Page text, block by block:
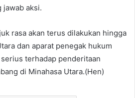
jawab aksi.
rasa akan terus dilakukan hingga
dan aparat penegak hukum
terhadap penderitaan
di Minahasa Utara.(Hen)